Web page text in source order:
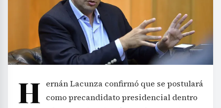
H ernán Lacunza confirmó que se postulará
como precandidato presidencial dentro